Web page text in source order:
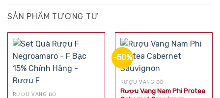
SẢN PHẨM TƯƠNG TỰ
RƯỢU VANG ĐỎ
-50%
RƯỢU VANG ĐỎ
Rượu Vang Nam Phi Protea